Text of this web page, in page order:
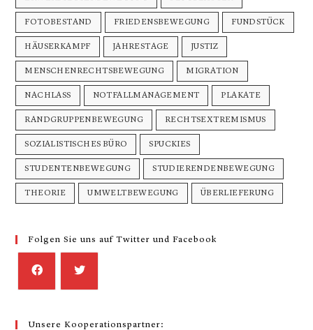
FOTOBESTAND FRIEDENSBEWEGUNG FUNDSTÜCK
HÄUSERKAMPF JAHRESTAGE JUSTIZ
MENSCHENRECHTSBEWEGUNG MIGRATION
NACHLASS NOTFALLMANAGEMENT PLAKATE
RANDGRUPPENBEWEGUNG RECHTSEXTREMISMUS
SOZIALISTISCHES BÜRO SPUCKIES
STUDENTENBEWEGUNG STUDIERENDENBEWEGUNG
THEORIE UMWELTBEWEGUNG ÜBERLIEFERUNG
Folgen Sie uns auf Twitter und Facebook
Unsere Kooperationspartner: